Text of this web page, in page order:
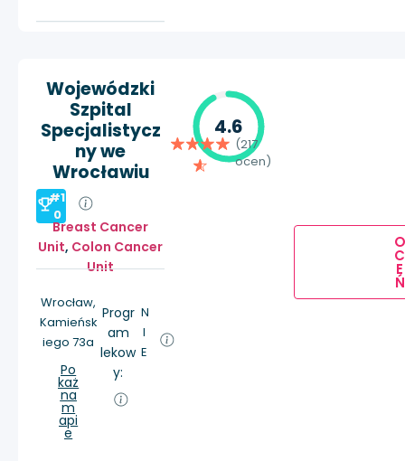
Wojewódzki
Szpital
Specjalistycz
ny we
Wrocławiu
#1
0
Breast Cancer
Unit, Colon Cancer
Unit
Wrocław,
Kamieńsk
iego 73a
Po
każ
na
m
api
e
Progr
am
lekow
y:
N
I
E
4.6
(217
ocen)
O
C
E
Ń